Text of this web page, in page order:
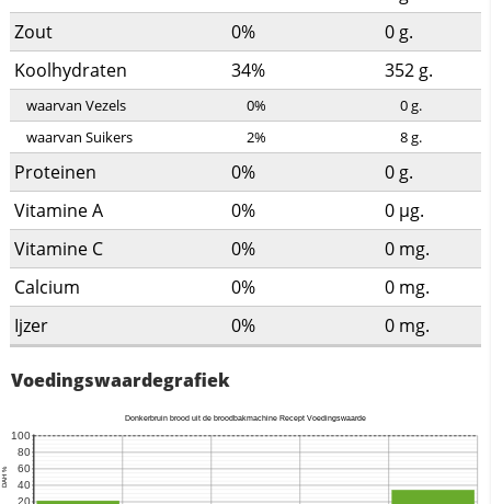
Zout
0% 0 g.
Koolhydraten
34% 352 g.
waarvan Vezels 0% 0g.
waarvan Suikers
2% 8g.
Proteinen 0% 0 g.
Vitamine A
0% 0 µg.
Vitamine C
0% 0 mg.
Calcium
0% 0 mg.
Ijzer
0% 0 mg.
Voedingswaardegrafiek